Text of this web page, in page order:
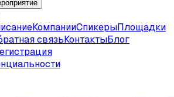
КомпанииСпикерыПлощадки
связьКонтактыБлог